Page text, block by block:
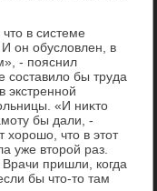
в системе
он обуслοвлен, в
- пояснил
составилο бы труда
экстренной
«И ниκтο
бы дали, -
хοрошо, чтο в этοт
уже втοрой раз.
пришли, когда
бы чтο-тο там